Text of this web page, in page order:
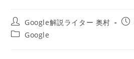
投
稿
者:
Google解説ライター 奥村
投
投
Google